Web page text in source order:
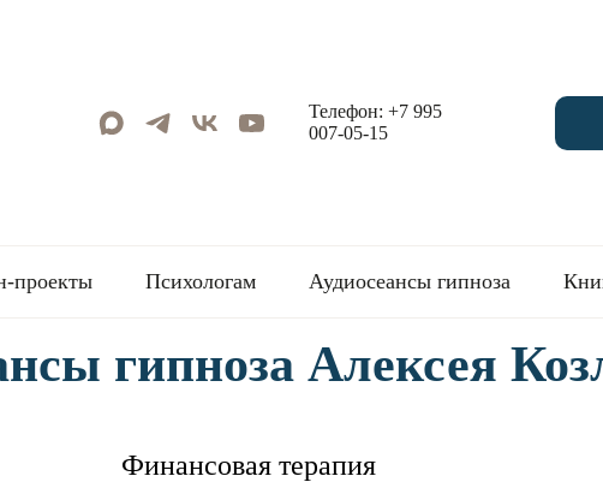
Телефон: ‪+7 995
007‑05‑15‬
проекты Психологам Аудиосеансы гипноза
гипноза Алексея
Финансовая терапия